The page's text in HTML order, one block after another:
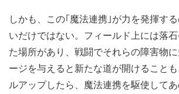
しかも、この｢魔法連携｣が力を発揮す
いだけではない。フィールド上には落
た場所があり、戦闘でそれらの障害物
ージを与えると新たな道が開けること
ルアップしたら、魔法連携を駆使して